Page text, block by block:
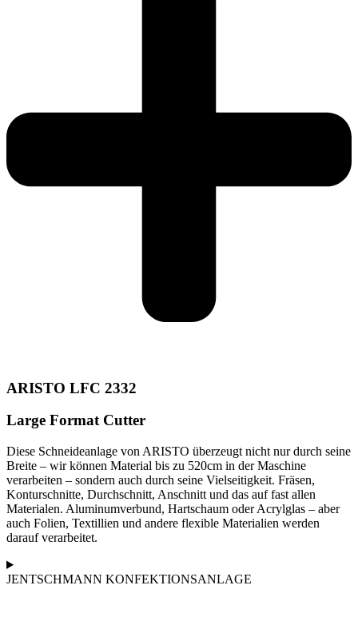
ARISTO LFC 2332
Large Format Cutter​
Diese Schneideanlage von ARISTO überzeugt nicht nur durch seine
Breite – wir können Material bis zu 520cm in der Maschine
verarbeiten – sondern auch durch seine Vielseitigkeit. Fräsen,
Konturschnitte, Durchschnitt, Anschnitt und das auf fast allen
Materialen. Aluminumverbund, Hartschaum oder Acrylglas – aber
auch Folien, Textillien und andere flexible Materialien werden
darauf verarbeitet.
JENTSCHMANN KONFEKTIONSANLAGE